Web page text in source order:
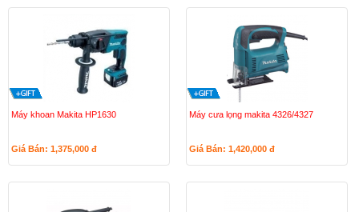
Máy khoan Makita HP1630
Giá Bán: 1,375,000 đ
Máy cưa lọng makita 4326/4327
Giá Bán: 1,420,000 đ